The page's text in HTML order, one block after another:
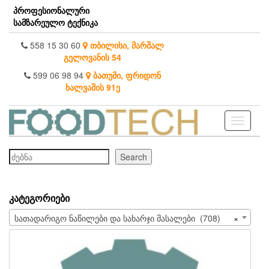
Skip
the
content
პროფესიონალური
სამზარეულო ტექნიკა
558 15 30 60 თბილისი, მარშალ
გელოვანის 54
599 06 98 94 ბათუმი, ფრიდონ
ხალვაშის 91ე
Toggle
ძებნა
Search
ᲙᲐᲢᲔᲒᲝᲠᲘᲔᲑᲘ
×
სათადარიგო ნაწილები და სახარჯი მასალები (708)